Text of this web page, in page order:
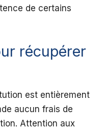
de certains
récupérer
est entièrement
aucun frais de
Attention aux